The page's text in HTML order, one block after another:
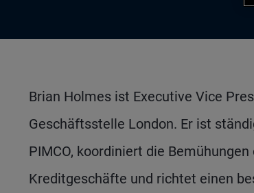
Brian Holmes ist Executive Vice
Geschäftsstelle London. Er ist
PIMCO, koordiniert die
Kreditgeschäfte und richtet einen